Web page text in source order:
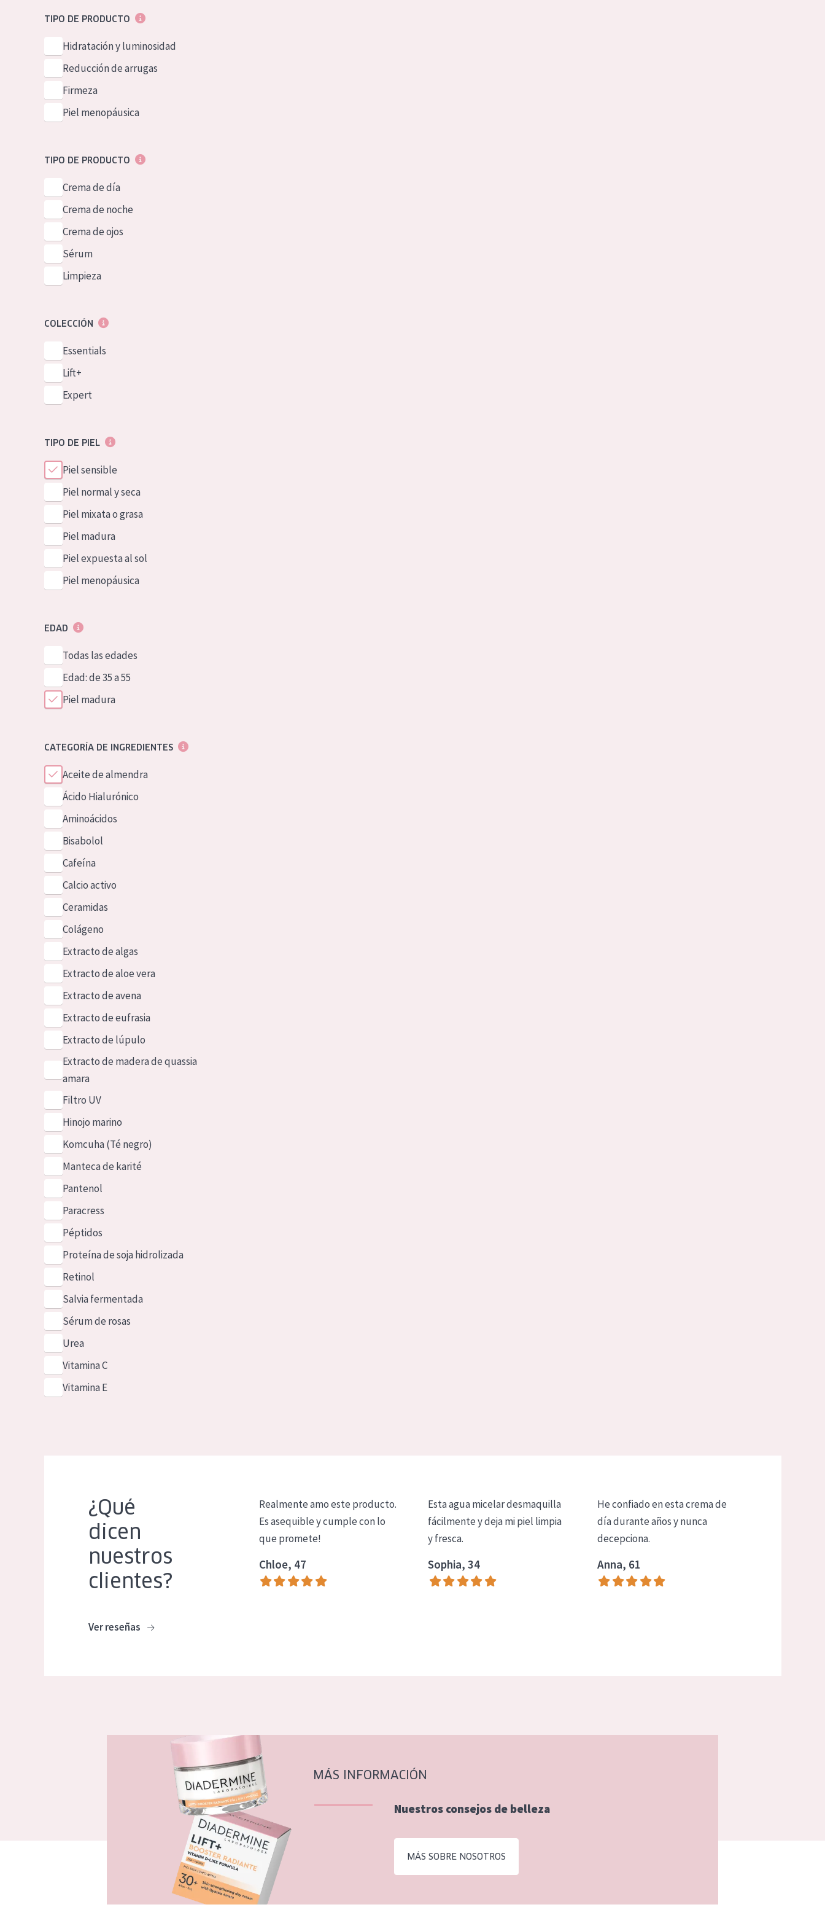
GermanTIPO DE PRODUCTO
Hidratación y luminosidad
Reducción de arrugas
Firmeza
Piel menopáusica
TIPO DE PRODUCTO
Crema de día
Crema de noche
Crema de ojos
Sérum
Limpieza
COLECCIÓN
Essentials
Lift+
Expert
TIPO DE PIEL
Piel sensible
Piel normal y seca
Piel mixata o grasa
Piel madura
Piel expuesta al sol
Piel menopáusica
EDAD
Todas las edades
Edad: de 35 a 55
Piel madura
CATEGORÍA DE INGREDIENTES
Aceite de almendra
Ácido Hialurónico
Aminoácidos
Bisabolol
Cafeína
Calcio activo
Ceramidas
Colágeno
Extracto de algas
Extracto de aloe vera
Extracto de avena
Extracto de eufrasia
Extracto de lúpulo
Extracto de madera de quassia
amara
Filtro UV
Hinojo marino
Komcuha (Té negro)
Manteca de karité
Pantenol
Paracress
Péptidos
Proteína de soja hidrolizada
Retinol
Salvia fermentada
Sérum de rosas
Urea
Vitamina C
Vitamina E
¿Qué
dicen
nuestros
clientes?
Ver reseñas
Realmente amo este producto.
Es asequible y cumple con lo
que promete!
Chloe, 47
Esta agua micelar desmaquilla
fácilmente y deja mi piel limpia
y fresca.
Sophia, 34
He confiado en esta crema de
día durante años y nunca
decepciona.
Anna, 61
MÁS INFORMACIÓN
Nuestros consejos de belleza
MÁS SOBRE NOSOTROS